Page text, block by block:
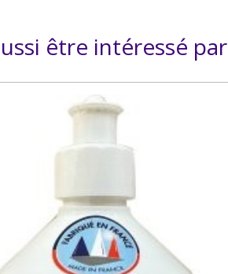
être intéressé par